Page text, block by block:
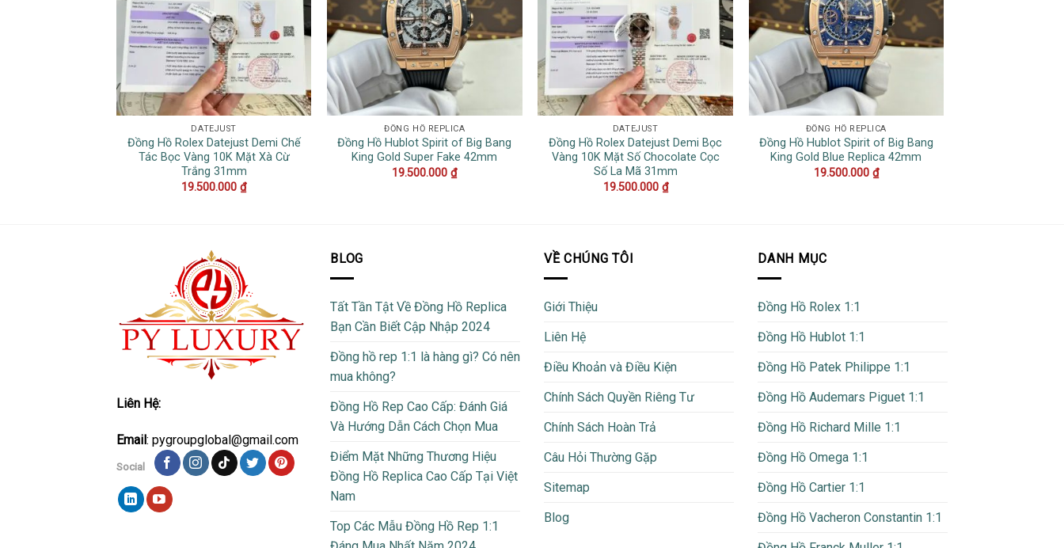
DATEJUST
Đồng Hồ Rolex Datejust Demi Chế
Tác Bọc Vàng 10K Mặt Xà Cừ
Trắng 31mm
19.500.000₫
ĐỒNG HỒ REPLICA
Đồng Hồ Hublot Spirit of Big Bang
King Gold Super Fake 42mm
19.500.000₫
DATEJUST
Đồng Hồ Rolex Datejust Demi Bọc
Vàng 10K Mặt Số Chocolate Cọc
Số La Mã 31mm
19.500.000 ₫
ĐỒNG HỒ REPLICA
Đồng Hồ Hublot Spirit of Big Bang
King Gold Blue Replica 42mm
19.500.000 ₫
Liên Hệ:
Email: pygroupglobal@gmail.com
Social
BLOG
Tất Tần Tật Về Đồng Hồ Replica
Bạn Cần Biết Cập Nhập 2024
Đồng hồ rep 1:1 là hàng gì? Có nên
mua không?
Đồng Hồ Rep Cao Cấp: Đánh Giá
Và Hướng Dẫn Cách Chọn Mua
Điểm Mặt Những Thương Hiệu
Đồng Hồ Replica Cao Cấp Tại Việt
Nam
Top Các Mẫu Đồng Hồ Rep 1:1
VỀ CHÚNG TÔI
Giới Thiệu
Liên Hệ
Điều Khoản và Điều Kiện
Chính Sách Quyền Riêng Tư
Chính Sách Hoàn Trả
Câu Hỏi Thường Gặp
Sitemap
Blog
DANH MỤC
Đồng Hồ Rolex 1:1
Đồng Hồ Hublot 1:1
Đồng Hồ Patek Philippe 1:1
Đồng Hồ Audemars Piguet 1:1
Đồng Hồ Richard Mille 1:1
Đồng Hồ Omega 1:1
Đồng Hồ Cartier 1:1
Đồng Hồ Vacheron Constantin 1:1